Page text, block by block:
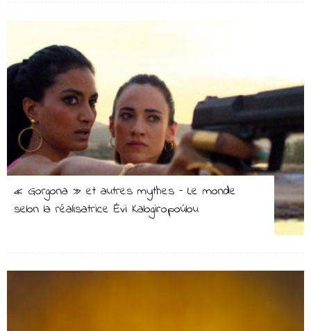
« Gorgona » et autres mythes – Le monde
selon la réalisatrice Évi Kalogiropoúlou